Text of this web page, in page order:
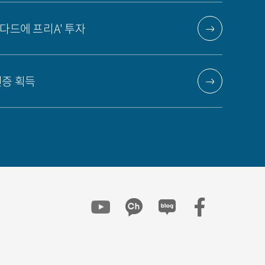
드에 프리A' 투자
획득